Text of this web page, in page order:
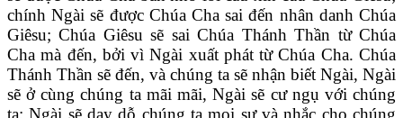
chính Ngài sẽ được Chúa Cha sai đến nhân danh Chúa
Giêsu; Chúa Giêsu sẽ sai Chúa Thánh Thần từ Chúa
Cha mà đến, bởi vì Ngài xuất phát từ Chúa Cha. Chúa
Thánh Thần sẽ đến, và chúng ta sẽ nhận biết Ngài, Ngài
sẽ ở cùng chúng ta mãi mãi, Ngài sẽ cư ngụ với chúng
ta; Ngài sẽ dạy dỗ chúng ta mọi sự và nhắc cho chúng